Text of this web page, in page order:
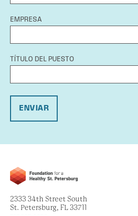
EMPRESA
TÍTULO DEL PUESTO
ENVIAR
2333 34th Street South
St. Petersburg, FL 33711